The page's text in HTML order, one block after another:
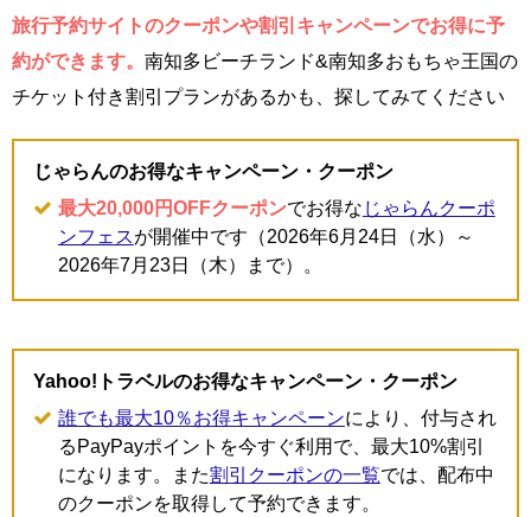
旅行予約サイトのクーポンや割引キャンペーンでお得に予
約ができます。 南知多ビーチランド&南知多おもちゃ王国の
チケット付き割引プランがあるかも、探してみてください
じゃらんのお得なキャンペーン・クーポン
最大20,000円OFFクーポンでお得な じゃらんクーポ
ンフェスが開催中です（2026年6月24日（水）～
2026年7月23日（木）まで）。
Yahoo!トラベルのお得なキャンペーン・クーポン
誰でも最大10％お得キャンペーンにより、付与され
るPayPayポイントを今すぐ利用で、最大10%割引
になります。また割引クーポンの一覧では、配布中
のクーポンを取得して予約できます。